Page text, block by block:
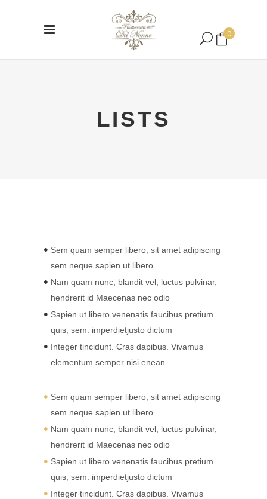
0
LISTS
Sem quam semper libero, sit amet adipiscing
sem neque sapien ut libero
Nam quam nunc, blandit vel, luctus pulvinar,
hendrerit id Maecenas nec odio
Sapien ut libero venenatis faucibus pretium
quis, sem. imperdietjusto dictum
Integer tincidunt. Cras dapibus. Vivamus
elementum semper nisi enean
Sem quam semper libero, sit amet adipiscing
sem neque sapien ut libero
Nam quam nunc, blandit vel, luctus pulvinar,
hendrerit id Maecenas nec odio
Sapien ut libero venenatis faucibus pretium
quis, sem. imperdietjusto dictum
Integer tincidunt. Cras dapibus. Vivamus